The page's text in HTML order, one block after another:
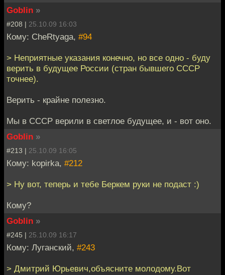
Goblin »
#208 | 25.10.09 16:03
Кому: CheRtyaga, #94
> Неприятные указания конечно, но все одно - буду
верить в будущее России (стран бывшего СССР
точнее).
Верить - крайне полезно.
Мы в СССР верили в светлое будущее, и - вот оно.
Goblin »
#213 | 25.10.09 16:05
Кому: kopirka, #212
> Ну вот, теперь и тебе Беркем руки не подаст :)
Кому?
Goblin »
#245 | 25.10.09 16:17
Кому: Луганский, #243
> Дмитрий Юрьевич,объясните молодому.Вот